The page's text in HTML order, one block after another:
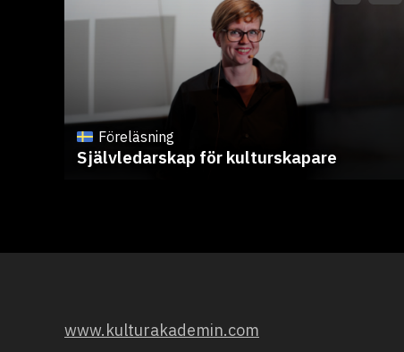
Föreläsning
Självledarskap för kulturskapare
www.kulturakademin.com